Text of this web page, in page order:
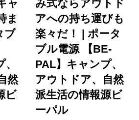
ャ
ま
ブ
然
ビ
み式ならアウトド
アへの持ち運びも
楽々だ！ | ポータ
ブル電源 【BE-
PAL】キャンプ、
アウトドア、自然
派生活の情報源ビ
ーパル